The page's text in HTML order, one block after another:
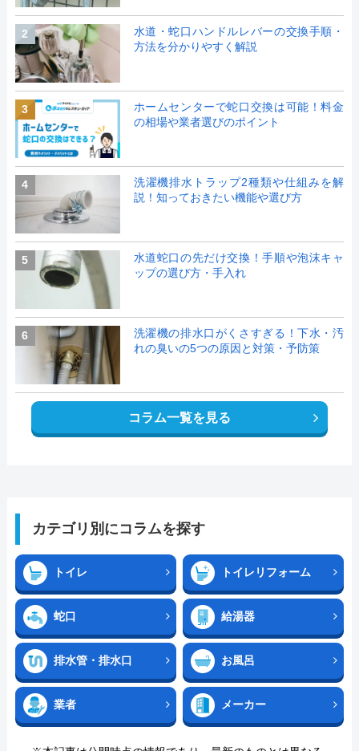
2
水道・蛇口ハンドルレバーの交換手順・
方法を分かりやすく解説
3
ホームセンターで蛇口交換は可能！料金
の相場や業者選びのポイント
4
洗濯機排水トラップ2種類や仕組みを解
説！知っておきたい機能や選び方
5
水道蛇口の先だけ交換！手順や泡沫キャ
ップの選び方・手入れ
6
洗濯機の排水口がくさすぎる！下水・汚
れの臭いの5つの原因と対策・予防策
コラム一覧を見る
カテゴリ別にコラムを探す
トイレ トイレリフォーム
蛇口 給湯器
排水管・排水口 お風呂
業者 メーカー